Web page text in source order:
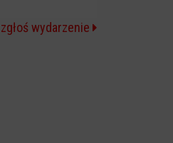
zgłoś wydarzenie